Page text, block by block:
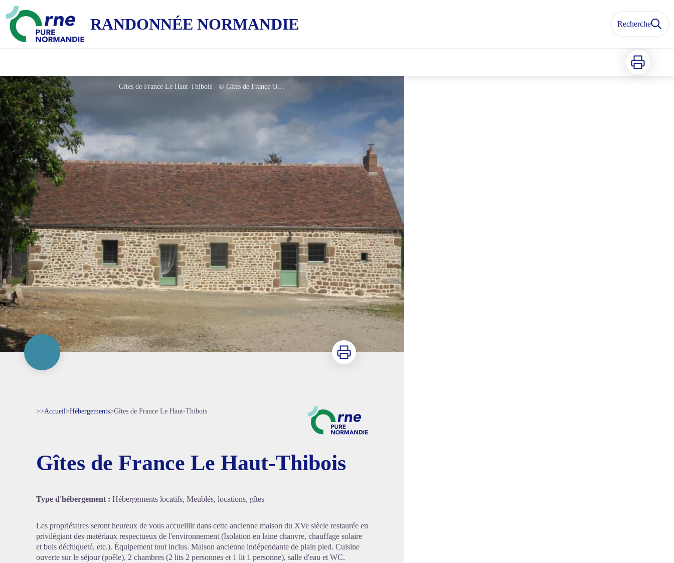
RANDONNÉE NORMANDIE Recherche
Imprimer
Gîtes de France Le Haut-Thibois - © Gites de France Orne
Voir l'image en plein écran
Imprimer
>>Accueil>Hébergements>Gîtes de France Le Haut-Thibois
Gîtes de France Le Haut-Thibois
Type d'hébergement : Hébergements locatifs, Meublés, locations, gîtes
Les propriétaires seront heureux de vous accueillir dans cette ancienne maison du XVe siècle restaurée en
privilégiant des matériaux respectueux de l'environnement (Isolation en laine chanvre, chauffage solaire
et bois déchiqueté, etc.). Équipement tout inclus. Maison ancienne indépendante de plain pied. Cuisine
ouverte sur le séjour (poêle), 2 chambres (2 lits 2 personnes et 1 lit 1 personne), salle d'eau et WC.